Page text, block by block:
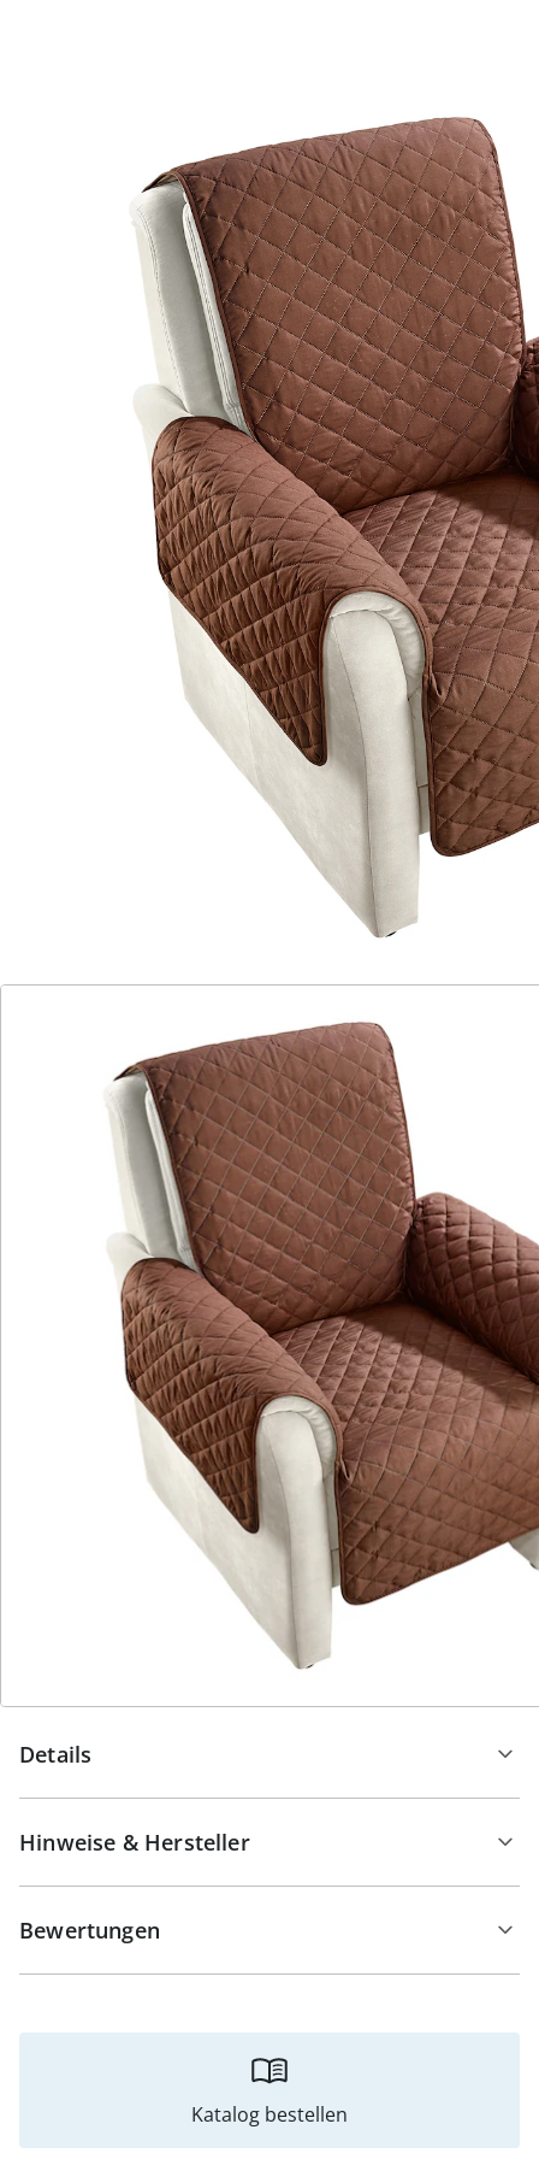
In den Warenkorb
Sofort lieferbar - in 3-4 Werktagen bei Ihnen
Alternativprodukt
Zu diesem Artikel haben wir eine Alternative gefunden,
die Sie interessieren könnte:
K&N Schurwolle
Sesselschoner mit Schurwolle natur
(21)
Einzelpreis:
CHF 20.85
CHF 19.85
Verleiht alten Sesseln neuen Chic
passend für (fast) alle Sessel
Sitzfläche: 59x55 cm
Maße: 179x165 cm (LxB)
in drei Varianten erhältlich
Kein Platz ist so gemütlich wie der Lieblingssessel,
doch leider hat dieser zumindest optisch häufig die
besten Jahre schon hinter sich. Mit diesem Wende-
Sesselschoner verleihen Sie Ihrem liebgewonnenen
Sessel neuen Chic und schützen ihn gleichzeitig vor
Verschmutzungen und Beanspruchungen. Und sollte
doch einmal ein Getränk oder Knabberzeug daneben
gehen, lässt sich der Schoner ganz einfach waschen.
Praktisch: Der Bezug passt sich dem Möbelstück
formgerecht an und passt somit auf (fast) alle Sessel.
Sie mögen die Abwechslung? Kein Problem: Die
Sesselschoner sind von beiden Seiten einsetzbar. Auf
der einen Seite besitzt der Bezug eine unifarbene
Stepp-Optik, auf der anderen ein mehrfarbiges Muster.
Zur Auswahl stehen verschiedene Varianten wie zum
Beispiel das Modell Safari, das auf der einen Seite
braun und auf der anderen Seite mit verschiedenen
Tierprints (Leo, Zebra) versehen ist.
Details
Hinweise & Hersteller
Bewertungen
Katalog bestellen